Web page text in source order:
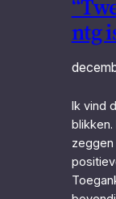
ntg
Ik vind